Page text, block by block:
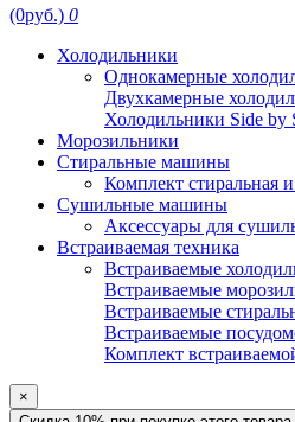
(0руб.) 0
Холодильники
Однокамерные
Двухкамерные
Холодильники Side
Морозильники
Стиральные машины
Комплект
Сушильные машины
Аксессуары для
Встраиваемая техника
Встраиваемые
Встраиваемые
Встраиваемые
Встраиваемые
Комплект
×